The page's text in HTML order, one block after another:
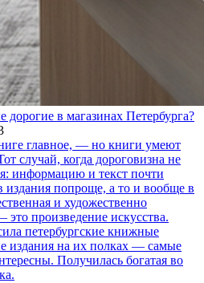
в магазинах Петербурга?
главное, — но книги умеют
случай, когда дороговизна не
информацию и текст почти
издания попроще, а то и вообще в
и художественно
произведение искусства.
петербургские книжные
издания на их полках — самые
Получилась богатая во